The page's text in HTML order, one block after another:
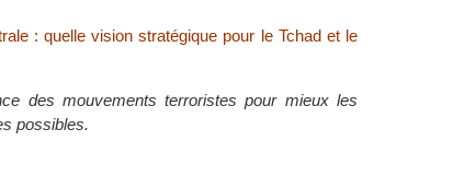
: quelle vision stratégique pour le Tchad et le
des mouvements terroristes pour mieux les
possibles.